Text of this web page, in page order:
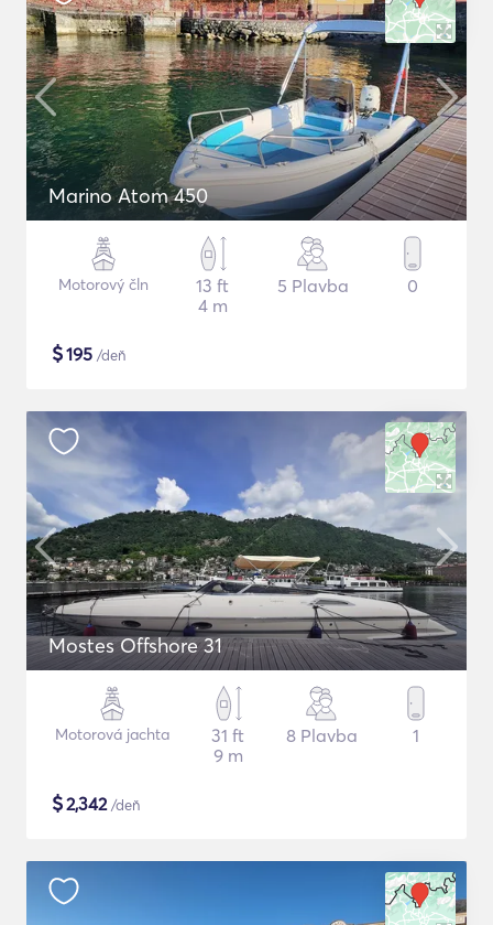
Marino Atom 450
Motorový čln
13 ft
4 m
5 Plavba 0
$195 /deň
Mostes Offshore 31
Motorová jachta
31 ft
9 m
8 Plavba 1
$2,342/deň